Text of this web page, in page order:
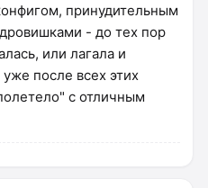
принудительным
- до тех пор
или лагала и
после всех этих
с отличным